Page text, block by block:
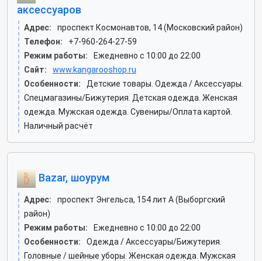
аксессуаров
Адрес:
проспект Космонавтов, 14 (Московский район)
Телефон:
+7-960-264-27-59
Режим работы:
Ежедневно с 10:00 до 22:00
Сайт:
www.kangarooshop.ru
Особенности:
Детские товары. Одежда / Аксессуары.
Спецмагазины/Бижутерия. Детская одежда. Женская
одежда. Мужская одежда. Сувениры/Оплата картой.
Наличный расчёт
Bazar, шоурум
Адрес:
проспект Энгельса, 154 лит А (Выборгский
район)
Режим работы:
Ежедневно с 10:00 до 22:00
Особенности:
Одежда / Аксессуары/Бижутерия.
Головные / шейные уборы. Женская одежда. Мужская